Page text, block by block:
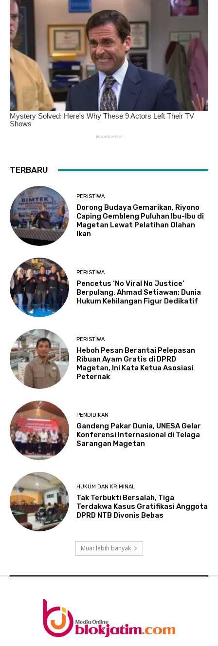
TERBARU
PERISTIWA
Dorong Budaya Gemarikan, Riyono
Caping Gembleng Puluhan Ibu-Ibu di
Magetan Lewat Pelatihan Olahan
Ikan
PERISTIWA
Pencetus ‘No Viral No Justice’
Berpulang, Ahmad Setiawan: Dunia
Hukum Kehilangan Figur Dedikatif
PERISTIWA
Heboh Pesan Berantai Pelepasan
Ribuan Ayam Gratis di DPRD
Magetan, Ini Kata Ketua Asosiasi
Peternak
PENDIDIKAN
Gandeng Pakar Dunia, UNESA Gelar
Konferensi Internasional di Telaga
Sarangan Magetan
HUKUM DAN KRIMINAL
Tak Terbukti Bersalah, Tiga
Terdakwa Kasus Gratifikasi Anggota
DPRD NTB Divonis Bebas
Muat lebih banyak